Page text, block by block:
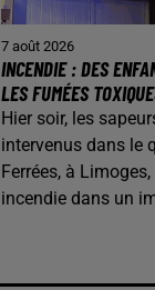
7 août 2026
INCENDIE : DES
LES FUMÉES
Hier soir, les
intervenus dans le
Ferrées, à
incendie dans un